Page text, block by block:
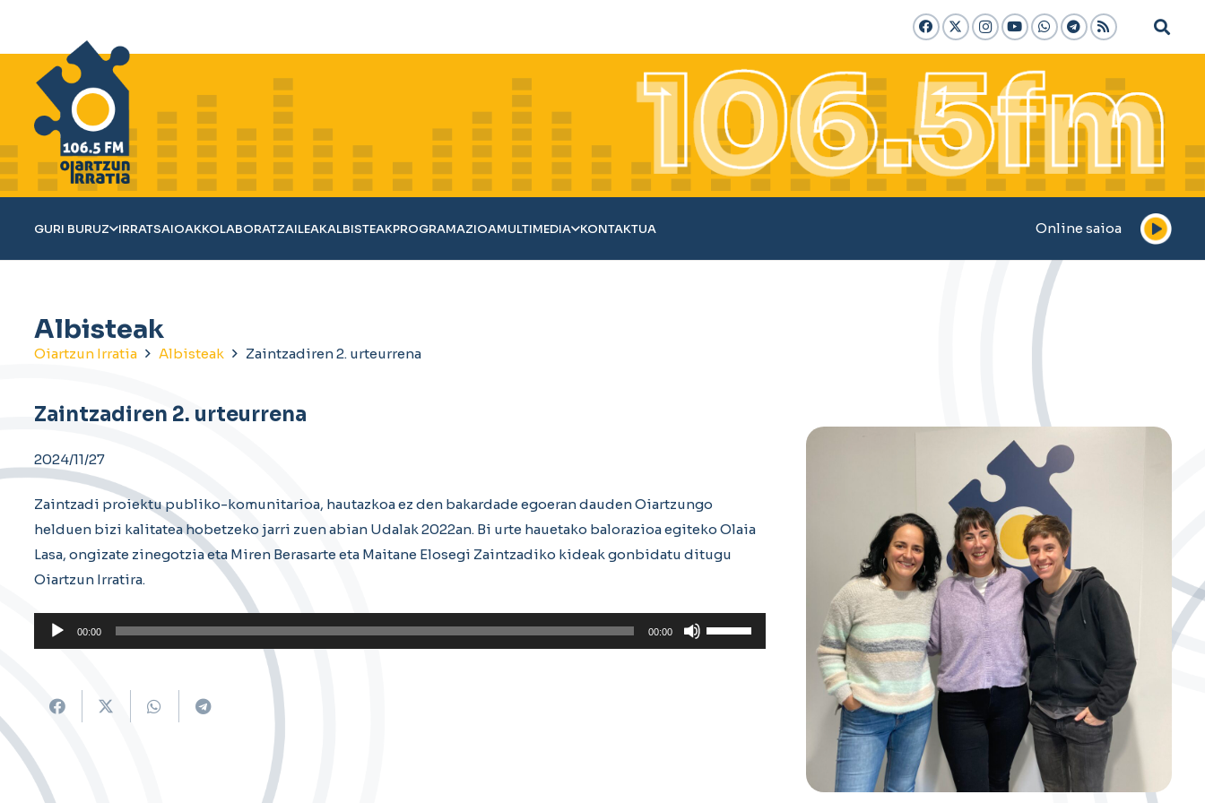
GURI BURUZ IRRATSAIOAKKOLABORATZAILEAKALBISTEAKPROGRAMAZIOAMULTIMEDIA KONTAKTUA Online saioa
Albisteak
Oiartzun Irratia Albisteak Zaintzadiren 2. urteurrena
Zaintzadiren 2. urteurrena
2024/11/27
Zaintzadi proiektu publiko-komunitarioa, hautazkoa ez den bakardade egoeran dauden Oiartzungo
helduen bizi kalitatea hobetzeko jarri zuen abian Udalak 2022an. Bi urte hauetako balorazioa egiteko Olaia
Lasa, ongizate zinegotzia eta Miren Berasarte eta Maitane Elosegi Zaintzadiko kideak gonbidatu ditugu
Oiartzun Irratira.
Soinu
erreproduzigailua
00:00 00:00
Erabili
gora/behera